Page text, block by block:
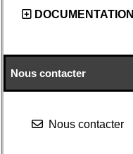
DOCUMENTATION
Nous contacter
Nous contacter